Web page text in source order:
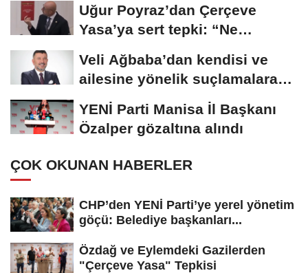
Uğur Poyraz’dan Çerçeve
Yasa’ya sert tepki: “Ne
Veli Ağbaba’dan kendisi ve
ailesine yönelik suçlamalara
tepki: “Bir...
YENİ Parti Manisa İl Başkanı
Özalper gözaltına alındı
ÇOK OKUNAN HABERLER
CHP’den YENİ Parti’ye yerel yönetim
göçü: Belediye başkanları...
Özdağ ve Eylemdeki Gazilerden
"Çerçeve Yasa" Tepkisi